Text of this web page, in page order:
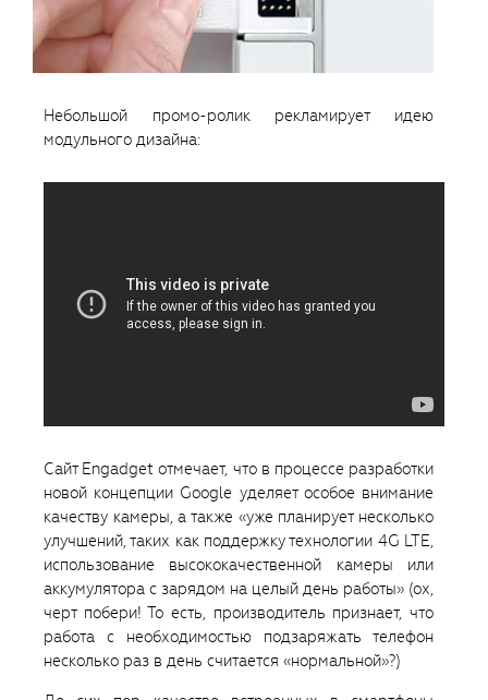
Небольшой промо-ролик рекламирует идею
модульного дизайна:
Сайт Engadget отмечает, что в процессе разработки
новой концепции Google уделяет особое внимание
качеству камеры, а также «уже планирует несколько
улучшений, таких как поддержку технологии 4G LTE,
использование высококачественной камеры или
аккумулятора с зарядом на целый день работы» (ох,
черт побери! То есть, производитель признает, что
работа с необходимостью подзаряжать телефон
несколько раз в день считается «нормальной»?)